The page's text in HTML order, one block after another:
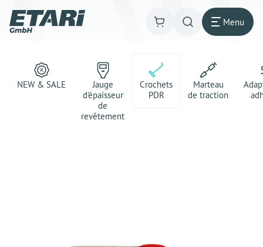
Menu
NEW & SALE
Jauge
d'épaisseur
de
revêtement
Crochets
PDR
Marteau
de traction